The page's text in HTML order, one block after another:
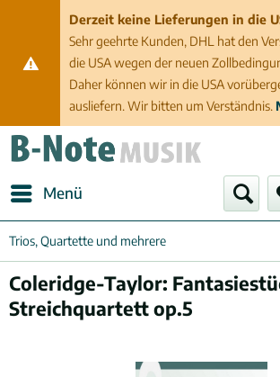
Derzeit keine Lieferungen in die
Sehr geehrte Kunden, DHL hat den
die USA wegen der neuen
Daher können wir in die USA
ausliefern. Wir bitten um Verständnis.
Menü
Trios, Quartette und mehrere
Coleridge-Taylor:
Streichquartett op.5